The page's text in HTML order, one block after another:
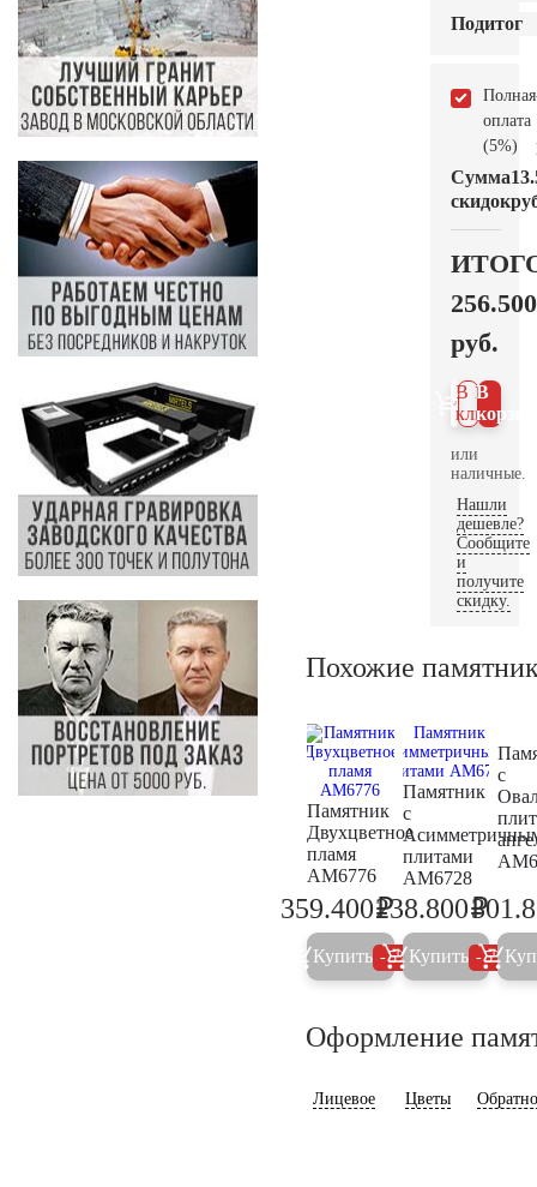
Подитог
Полная
оплата
(5%)
Сумма
скидок
256.500
руб.
В
В 1
клик
или
наличные.
Нашли
дешевле?
Сообщите
и
получите
скидку.
Похожие
Памятник
Двухцветное
пламя
AM6776
378.300
359.400₽
Купить 5%
Памятник
с
плитами
AM6728
238.800₽
Купить 5%
с
Оформление
Лицевое Цветы